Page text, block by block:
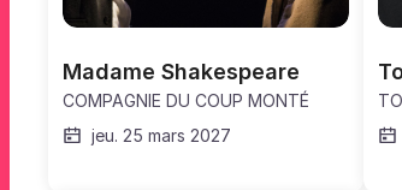
Madame Shakespeare
COMPAGNIE DU COUP MONTÉ
jeu. 25 mars 2027